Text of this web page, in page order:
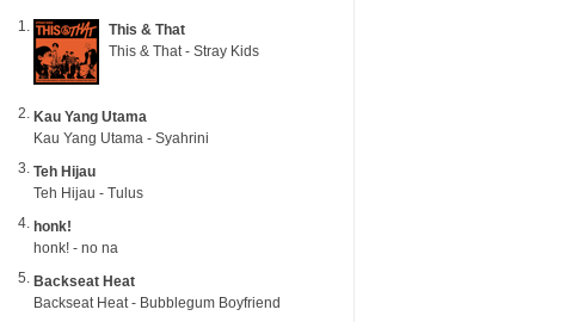
This & That
This & That - Stray Kids
Kau Yang Utama
Kau Yang Utama - Syahrini
Teh Hijau
Teh Hijau - Tulus
honk!
honk! - no na
Backseat Heat
Backseat Heat - Bubblegum Boyfriend